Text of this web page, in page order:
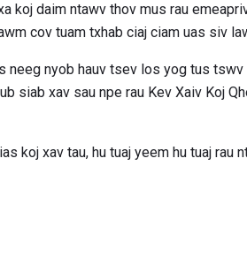
koj daim ntawv thov mus rau
cov tuam txhab ciaj ciam uas siv
neeg nyob hauv tsev los yog tus
siab xav sau npe rau Kev Xaiv Koj
koj xav tau, hu tuaj yeem hu tuaj rau